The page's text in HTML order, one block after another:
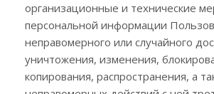
организационные и технические
персональной информации
неправомерного или случайного
уничтожения, изменения,
копирования, распространения, а